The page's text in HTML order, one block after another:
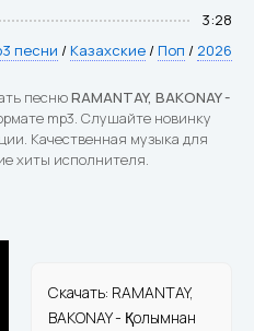
3:28
песни / Казахские / Поп / 2026
песнюRAMANTAY, BAKONAY -
mp3. Слушайте новинку
Качественная музыка для
хиты исполнителя.
Скачать: RAMANTAY,
BAKONAY - Қолымнан